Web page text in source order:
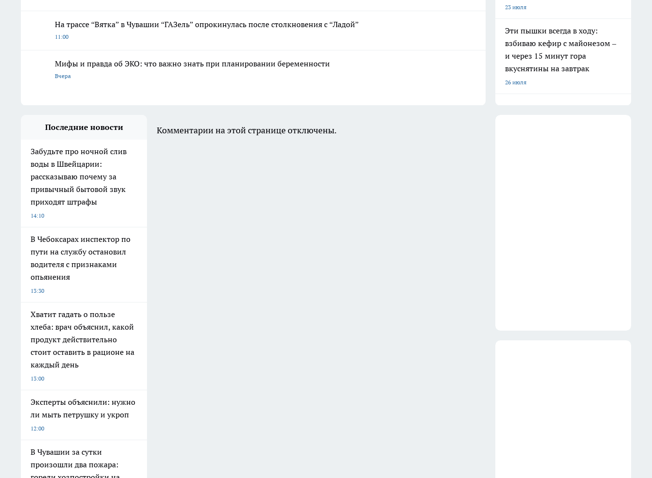
На трассе “Вятка” в Чувашии “ГАЗель” опрокинулась после столкновения с “Ладой”
11:00
Мифы и правда об ЭКО: что важно знать при планировании беременности
Вчера
23 июля
Эти пышки всегда в ходу:
взбиваю кефир с майонезом –
и через 15 минут гора
вкуснятины на завтрак
26 июля
Последние новости
Забудьте про ночной слив
воды в Швейцарии:
рассказываю почему за
привычный бытовой звук
приходят штрафы
14:10
В Чебоксарах инспектор по
пути на службу остановил
водителя с признаками
опьянения
13:30
Хватит гадать о пользе
хлеба: врач объяснил, какой
продукт действительно
стоит оставить в рационе на
каждый день
13:00
Эксперты объяснили: нужно
ли мыть петрушку и укроп
12:00
В Чувашии за сутки
произошли два пожара:
Комментарии на этой странице отключены.